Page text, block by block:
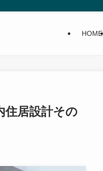
HOME
住居設計その